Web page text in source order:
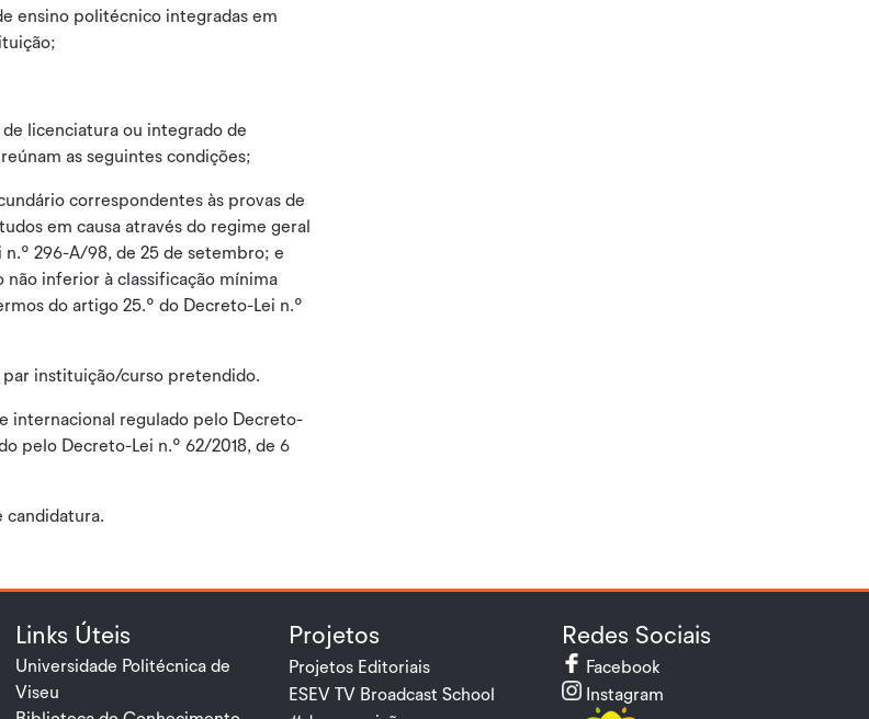
ensino politécnico integradas em
licenciatura ou integrado de
as seguintes condições;
correspondentes às provas de
em causa através do regime geral
296-A/98, de 25 de setembro; e
não inferior à classificação mínima
do artigo 25.º do Decreto-Lei n.º
instituição/curso pretendido.
internacional regulado pelo Decreto-
pelo Decreto-Lei n.º 62/2018, de 6
candidatura.
Links Úteis
Universidade Politécnica de
Viseu
Projetos
Projetos Editoriais
ESEV TV Broadcast School
Redes Sociais
Facebook
Instagram